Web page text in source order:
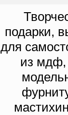
подарки,
для
из мдф,